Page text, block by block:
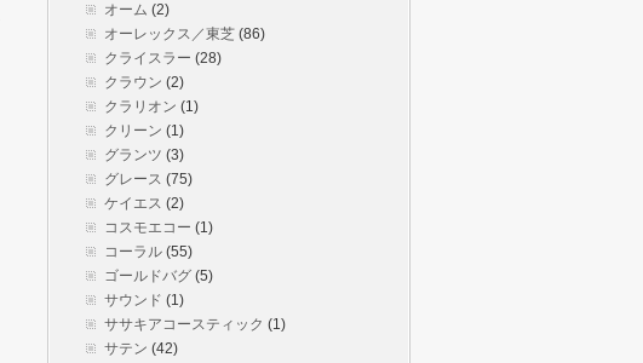
オーム (2)
オーレックス／東芝 (86)
クライスラー (28)
クラウン (2)
クラリオン (1)
クリーン (1)
グランツ (3)
グレース (75)
ケイエス (2)
コスモエコー (1)
コーラル (55)
ゴールドバグ (5)
サウンド (1)
ササキアコースティック (1)
サテン (42)